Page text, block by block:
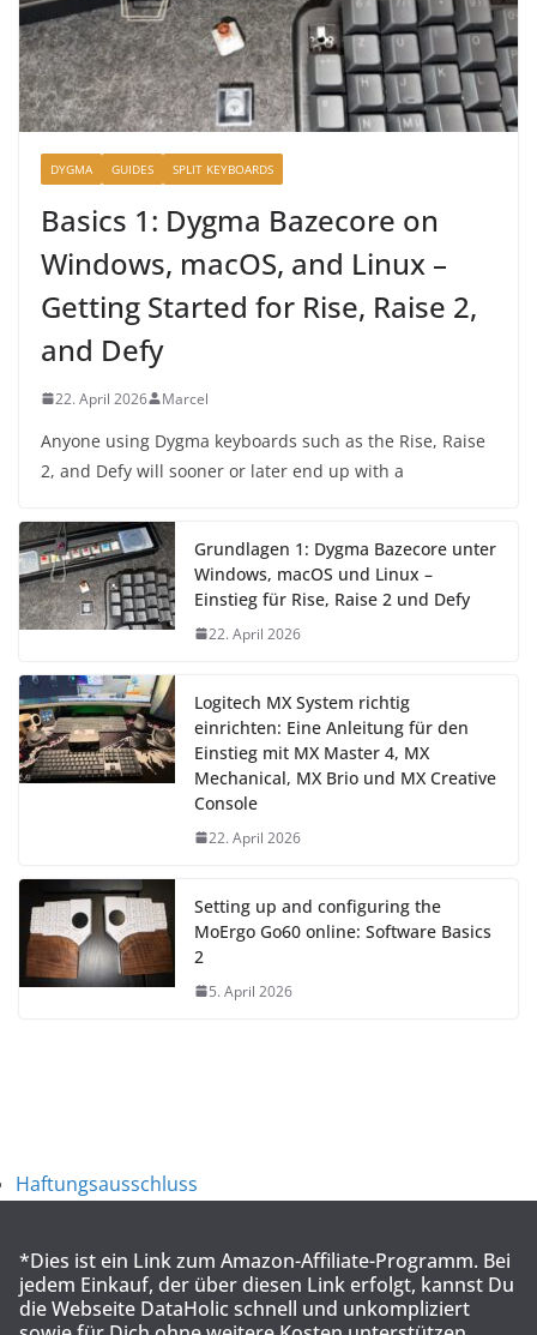
DYGMA GUIDES SPLIT KEYBOARDS
Basics 1: Dygma Bazecore on
Windows, macOS, and Linux –
Getting Started for Rise, Raise 2,
and Defy
22. April 2026 Marcel
Anyone using Dygma keyboards such as the Rise, Raise
2, and Defy will sooner or later end up with a
Grundlagen 1: Dygma Bazecore unter
Windows, macOS und Linux –
Einstieg für Rise, Raise 2 und Defy
22. April 2026
Logitech MX System richtig
einrichten: Eine Anleitung für den
Einstieg mit MX Master 4, MX
Mechanical, MX Brio und MX Creative
Console
22. April 2026
Setting up and configuring the
MoErgo Go60 online: Software Basics
2
5. April 2026
Haftungsausschluss
*Dies ist ein Link zum Amazon-Affiliate-Programm. Bei
jedem Einkauf, der über diesen Link erfolgt, kannst Du
die Webseite DataHolic schnell und unkompliziert